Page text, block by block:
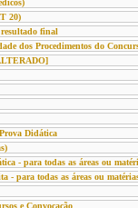
20)
resultado final
dos Procedimentos do
Didática
- para todas as áreas ou
- para todas as áreas ou
e Convocação